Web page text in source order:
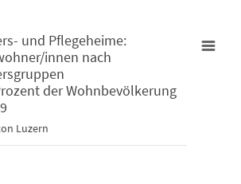
Bewohner/innen nach
series.
Alters- und Pflegeheime: Bewohner/
und Pflegeheime:
innen nach
der Wohnbevölkerung
Luzern